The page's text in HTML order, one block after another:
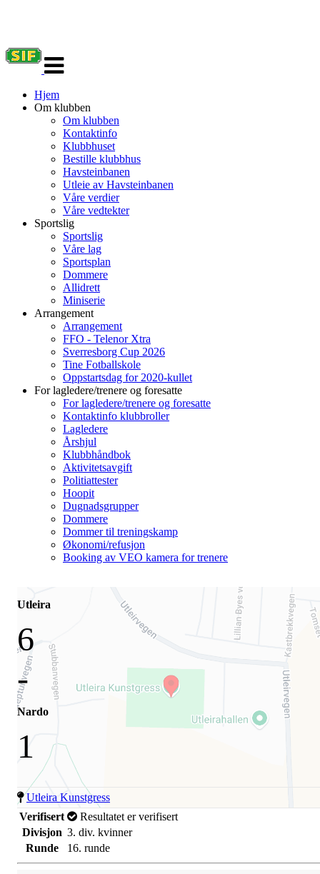
navigasjon
Hjem
Om klubben
Om klubben
Kontaktinfo
Klubbhuset
Bestille klubbhus
Havsteinbanen
Utleie av Havsteinbanen
Våre verdier
Våre vedtekter
Sportslig
Sportslig
Våre lag
Sportsplan
Dommere
Allidrett
Miniserie
Arrangement
Arrangement
FFO - Telenor Xtra
Sverresborg Cup 2026
Tine Fotballskole
Oppstartsdag for 2020-kullet
For lagledere/trenere og foresatte
For lagledere/trenere og foresatte
Kontaktinfo klubbroller
Lagledere
Årshjul
Klubbhåndbok
Aktivitetsavgift
Politiattester
Hoopit
Dugnadsgrupper
Dommere
Dommer til treningskamp
Økonomi/refusjon
Booking av VEO kamera for trenere
Utleira
6
-
Nardo
1
Utleira Kunstgress
Verifisert
Resultatet er verifisert
Divisjon 3. div. kvinner
Runde
16. runde